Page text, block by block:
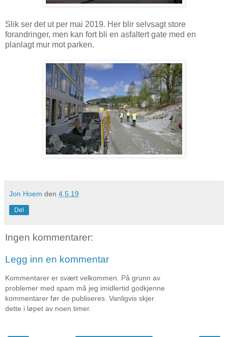
Slik ser det ut per mai 2019. Her blir selvsagt store
forandringer, men kan fort bli en asfaltert gate med en
planlagt mur mot parken.
Jon Hoem den 4.5.19
Del
Ingen kommentarer:
Legg inn en kommentar
Kommentarer er svært velkommen. På grunn av
problemer med spam må jeg imidlertid godkjenne
kommentarer før de publiseres. Vanligvis skjer
dette i løpet av noen timer.